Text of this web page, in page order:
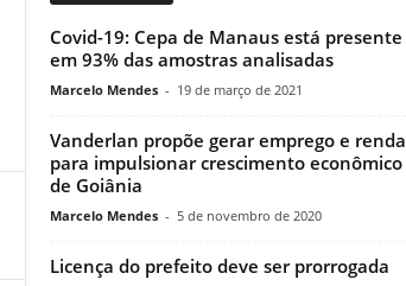
Covid-19: Cepa de Manaus está presente
em 93% das amostras analisadas
Marcelo Mendes - 19 de março de 2021
Vanderlan propõe gerar emprego e renda
para impulsionar crescimento econômico
de Goiânia
Marcelo Mendes - 5 de novembro de 2020
Licença do prefeito deve ser prorrogada